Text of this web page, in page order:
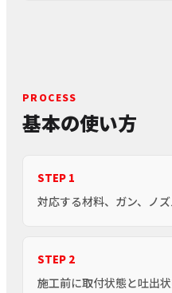
PROCESS
基本の使い方
STEP 1
対応する材料、ガン、ノ
STEP 2
施工前に取付状態と吐出